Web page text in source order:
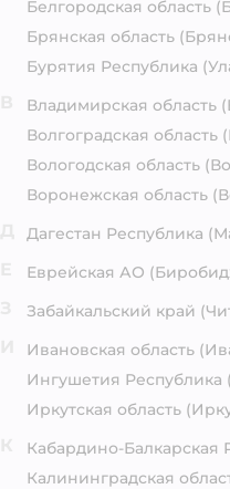
Белгородская область
Брянская область
Бурятия Республика
Владимирская область
Волгоградская область
Вологодская область
Воронежская область
Дагестан Республика
Еврейская АО
Забайкальский край
Ивановская область
Ингушетия Республика
Иркутская область
Кабардино-Балкарская
Калининградская